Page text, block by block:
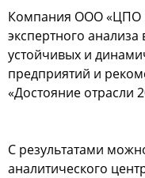
Компания ООО «ЦПО
экспертного
устойчивых и
предприятий и
«Достояние отрасли
С результатами
аналитического